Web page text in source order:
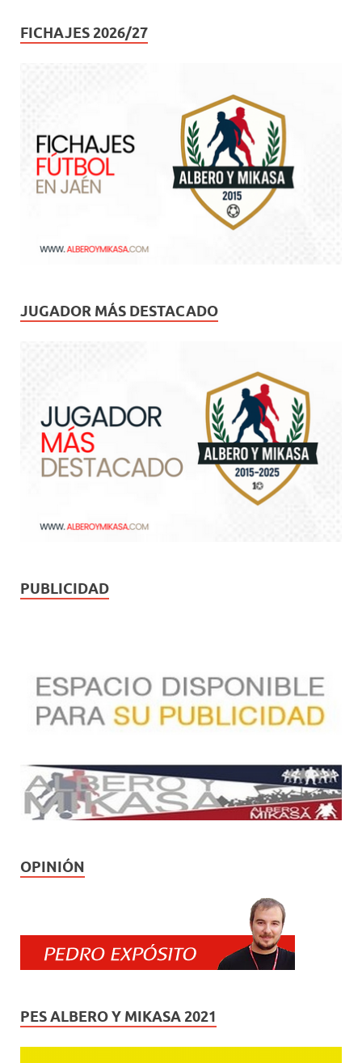
FICHAJES 2026/27
JUGADOR MÁS DESTACADO
PUBLICIDAD
OPINIÓN
PES ALBERO Y MIKASA 2021